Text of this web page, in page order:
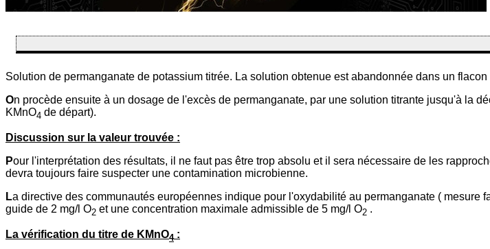
Solution de permanganate de potassium titrée. La solution obtenue est abandonnée dans un
On procède ensuite à un dosage de l'excès de permanganate, par une solution titrante jusqu'à la
KMnO4 de départ).
Discussion sur la valeur trouvée :
Pour l'interprétation des résultats, il ne faut pas être trop absolu et il sera nécessaire de les
devra toujours faire suspecter une contamination microbienne.
La directive des communautés européennes indique pour l'oxydabilité au permanganate (
guide de 2 mg/l O2 et une concentration maximale admissible de 5 mg/l O2 .
La vérification du titre de KMnO4 :